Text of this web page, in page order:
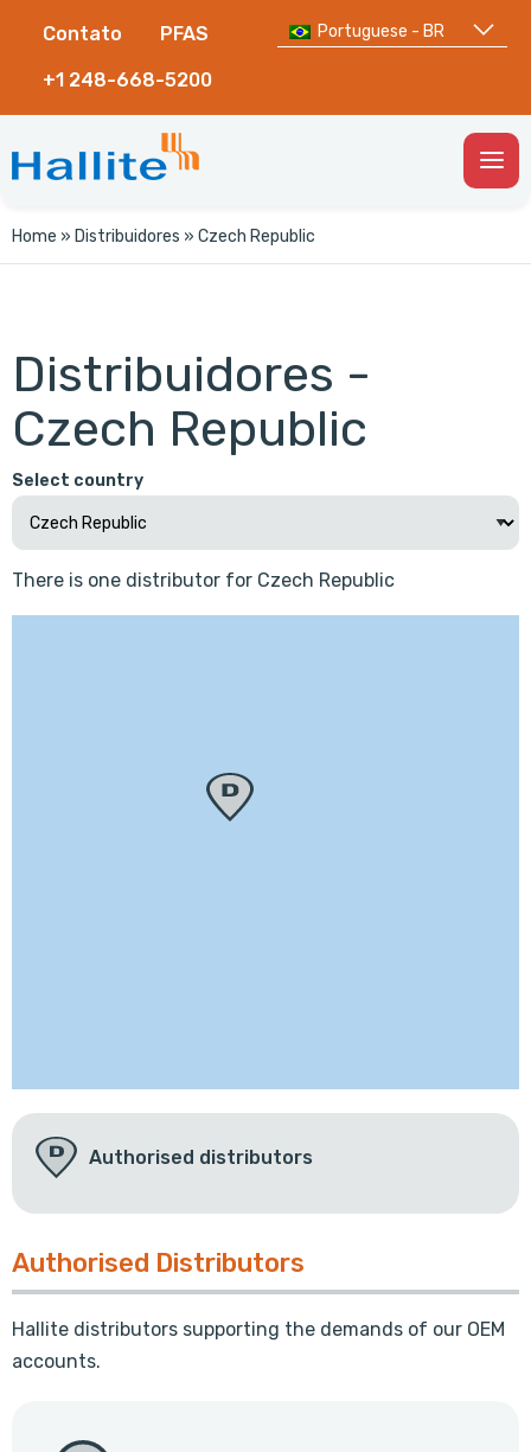
Contato PFAS
+1 248-668-5200
Portuguese - BR
Home » Distribuidores » Czech Republic
Distribuidores -
Czech Republic
Select country
There is one distributor for Czech Republic
Authorised distributors
Authorised Distributors
Hallite distributors supporting the demands of our OEM
accounts.